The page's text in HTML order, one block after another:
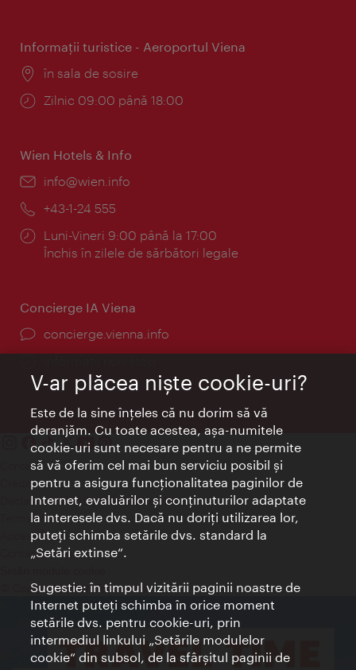
Informaţii turistice - Aeroportul Viena
Locul:
în sala de sosire
Program:
Zilnic 09:00 până 18:00
Wien Hotels & Info
E-
info@wien.info
Telefon:
+43-1-24 555
Program:
Luni-Vineri 9:00 până la 17:00
Închis în zilele de sărbători legale
Concierge IA Viena
concierge.vienna.info
Contact
Credits
Declaraţie privind protecţia datelor
Terms of Use
Accesibilitate
Contact presa
© Copyright Wien Tourismus
V-ar plăcea nişte cookie-uri?
Este de la sine înţeles că nu dorim să vă
deranjăm. Cu toate acestea, aşa-numitele
cookie-uri sunt necesare pentru a ne permite
să vă oferim cel mai bun serviciu posibil şi
pentru a asigura funcţionalitatea paginilor de
Internet, evaluărilor şi conţinuturilor adaptate
la interesele dvs. Dacă nu doriţi utilizarea lor,
puteţi schimba setările dvs. standard la
„Setări extinse“.
Sugestie: în timpul vizitării paginii noastre de
Internet puteţi schimba în orice moment
setările dvs. pentru cookie-uri, prin
intermediul linkului „Setările modulelor
cookie“ din subsol, de la sfârşitul paginii de